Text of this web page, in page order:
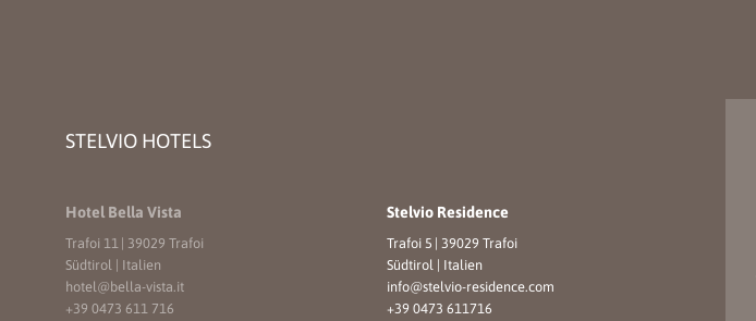
STELVIO HOTELS
Hotel Bella Vista
Trafoi 11 39029 Trafoi
Südtirol | Italien
hotel@bella-vista.it
+39 0473 611 716
Stelvio Residence
Trafoi 5 | 39029 Trafoi
Südtirol | Italien
info@stelvio-residence.com
+39 0473 611716